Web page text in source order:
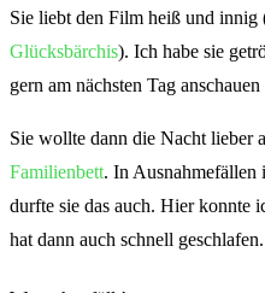
Sie liebt den Film heiß und
Glücksbärchis). Ich habe sie
gern am nächsten Tag anschauen
Sie wollte dann die Nacht lieber
Familienbett. In Ausnahmefällen
durfte sie das auch. Hier konnte
hat dann auch schnell geschlafen.